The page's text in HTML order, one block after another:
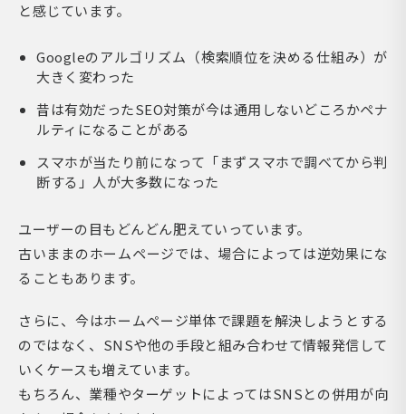
と感じています。
Googleのアルゴリズム（検索順位を決める仕組み）が
大きく変わった
昔は有効だったSEO対策が今は通用しないどころかペナ
ルティになることがある
スマホが当たり前になって「まずスマホで調べてから判
断する」人が大多数になった
ユーザーの目もどんどん肥えていっています。
古いままのホームページでは、場合によっては逆効果にな
ることもあります。
さらに、今はホームページ単体で課題を解決しようとする
のではなく、SNSや他の手段と組み合わせて情報発信して
いくケースも増えています。
もちろん、業種やターゲットによってはSNSとの併用が向